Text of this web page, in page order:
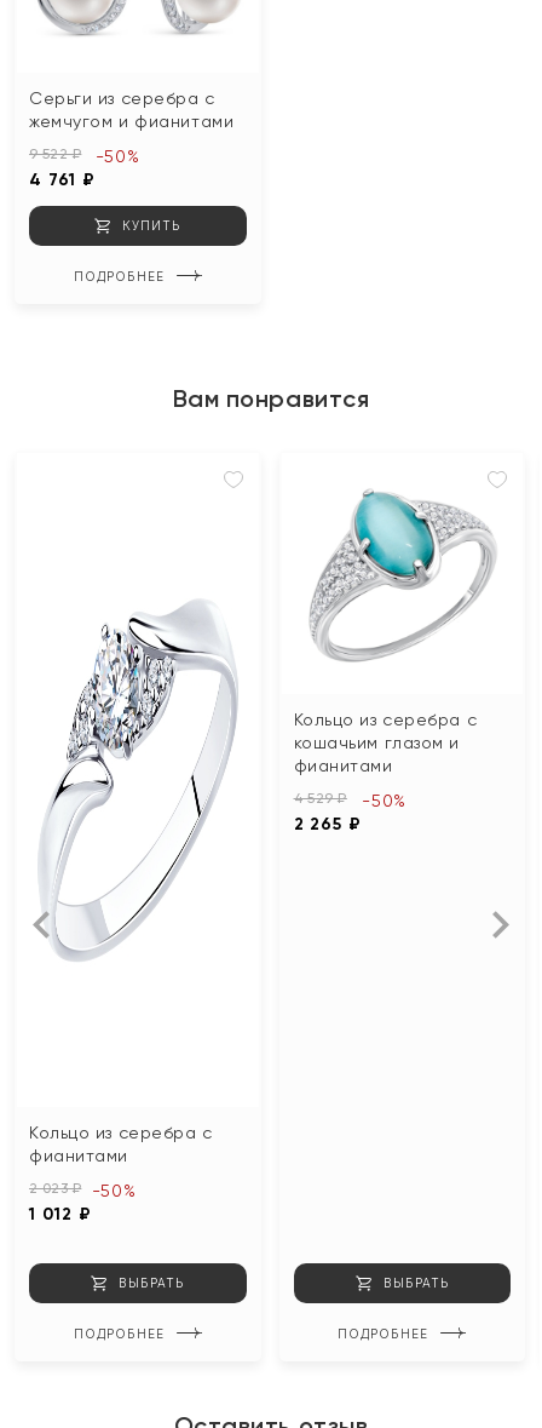
Серьги из серебра с
жемчугом и фианитами
9 522 ₽
4 761 ₽
-50%
КУПИТЬ
ПОДРОБНЕЕ
Вам понравится
Кольцо из серебра с
фианитами
2 023 ₽
1 012 ₽
-50%
ВЫБРАТЬ
ПОДРОБНЕЕ
Кольцо из серебра с
кошачьим глазом и
фианитами
4 529 ₽
2 265 ₽
-50%
ВЫБРАТЬ
ПОДРОБНЕЕ